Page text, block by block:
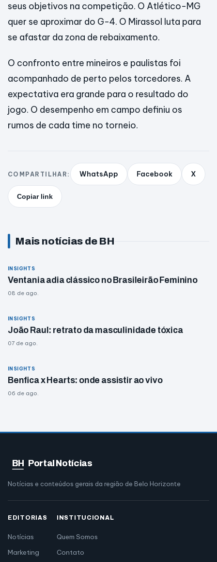
seus objetivos na competição. O Atlético-MG
quer se aproximar do G-4. O Mirassol luta para
se afastar da zona de rebaixamento.
O confronto entre mineiros e paulistas foi
acompanhado de perto pelos torcedores. A
expectativa era grande para o resultado do
jogo. O desempenho em campo definiu os
rumos de cada time no torneio.
COMPARTILHAR: WhatsApp Facebook X
Copiar link
Mais notícias de BH
INSIGHTS
Ventania adia clássico no Brasileirão Feminino
08 de ago.
INSIGHTS
João Raul: retrato da masculinidade tóxica
07 de ago.
INSIGHTS
Benfica x Hearts: onde assistir ao vivo
06 de ago.
BH Portal Notícias
Notícias e conteúdos gerais da região de Belo Horizonte
EDITORIAS
Notícias
Marketing
INSTITUCIONAL
Quem Somos
Contato